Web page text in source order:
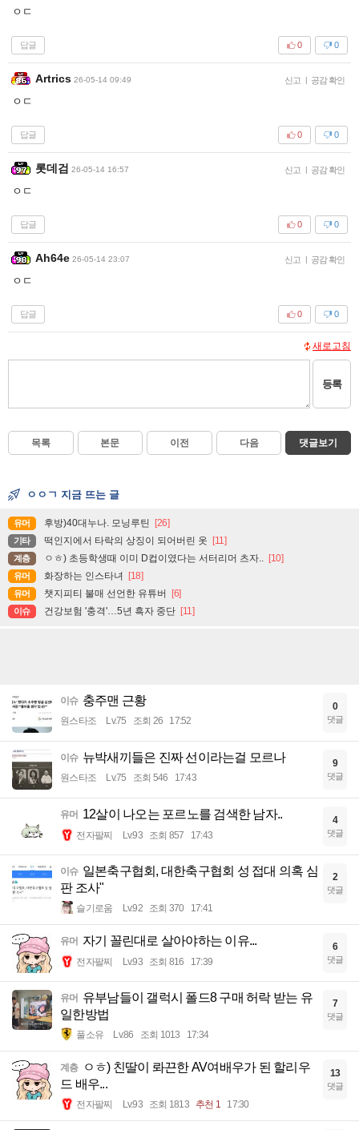
ㅇㄷ
답글 0
0
Artrics 26-05-14 09:49 신고 | 공감 확인
ㅇㄷ
답글 0
0
롯데검 26-05-14 16:57 신고 | 공감 확인
ㅇㄷ
답글 0
0
Ah64e 26-05-14 23:07 신고 | 공감 확인
ㅇㄷ
답글 0
0
새로고침
등록
목록 본문 이전 다음 댓글보기
ㅇㅇㄱ 지금 뜨는 글
유머 후방)40대누나. 모닝루틴 [26]
기타 떡인지에서 타락의 상징이 되어버린 옷 [11]
계층 ㅇㅎ) 초등학생때 이미 D컵이였다는 서터리머 츠자.. [10]
유머 화장하는 인스타녀 [18]
유머 챗지피티 불매 선언한 유튜버 [6]
이슈 건강보험 '충격'…5년 흑자 중단 [11]
이슈 충주맨 근황
원스타조 Lv.75 조회 26 17:52
0
댓글
이슈 뉴박새끼들은 진짜 선이라는걸 모르나
원스타조 Lv.75 조회 546 17:43
9
댓글
유머 12살이 나오는 포르노를 검색한 남자..
전자팔찌 Lv.93 조회 857 17:43
4
댓글
이슈 일본축구협회, 대한축구협회 성 접대 의혹 심
판 조사"
슬기로움 Lv.92 조회 370 17:41
2
댓글
유머 자기 꼴린대로 살아야하는 이유...
전자팔찌 Lv.93 조회 816 17:39
6
댓글
유머 유부남들이 갤럭시 폴드8 구매 허락 받는 유
일한방법
풀소유 Lv.86 조회 1013 17:34
7
댓글
계층
ㅇㅎ) 친딸이 롸끈한 AV여배우가 된 할리우
드 배우...
전자팔찌 Lv.93 조회 1813 추천 1 17:30
13
댓글